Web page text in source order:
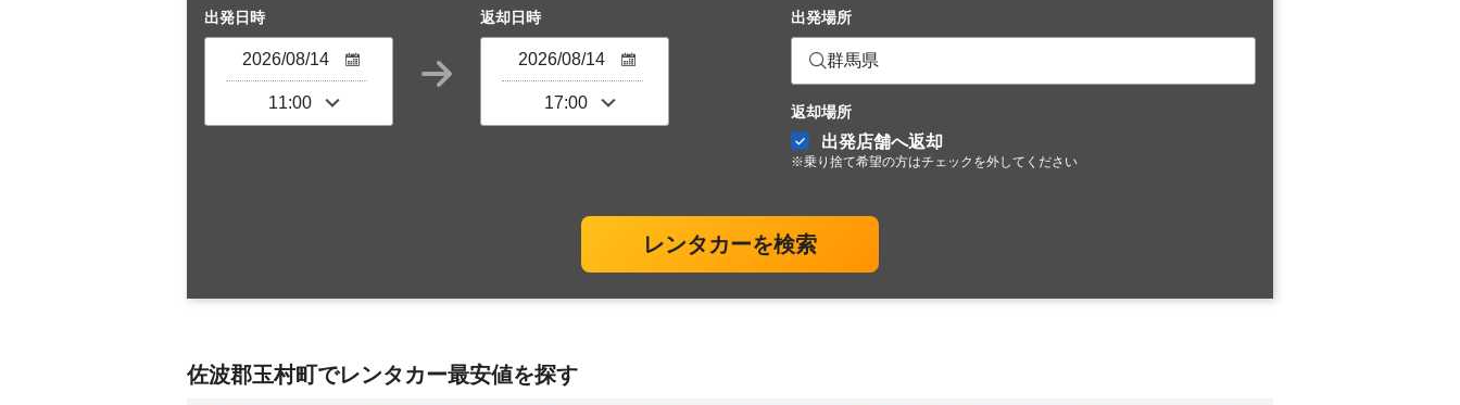
出発日時 返却日時 出発場所
群馬県
返却場所
出発店舗へ返却
※乗り捨て希望の方はチェックを外してください
レンタカーを検索
佐波郡玉村町でレンタカー最安値を探す